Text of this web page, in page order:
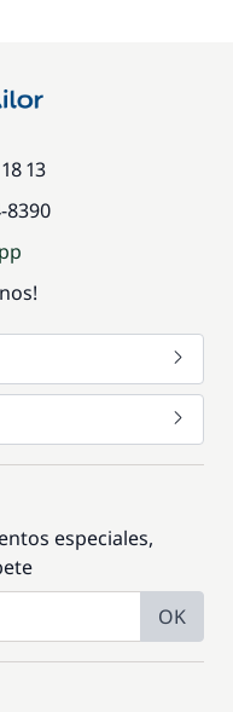
13
8390
especiales,
OK